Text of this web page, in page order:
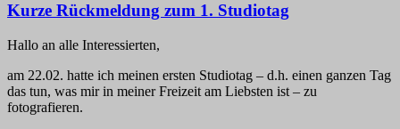
Kurze Rückmeldung zum 1. Studiotag
Hallo an alle Interessierten,
am 22.02. hatte ich meinen ersten Studiotag – d.h. einen ganzen Tag
das tun, was mir in meiner Freizeit am Liebsten ist – zu
fotografieren.